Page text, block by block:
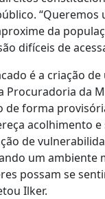
“Queremos
da
difíceis de
é a criação de
Procuradoria da
forma
acolhimento e
de
um ambiente
possam se
Ilker.